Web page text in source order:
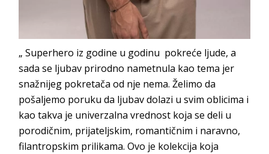
„ Superhero iz godine u godinu pokreće ljude, a
sada se ljubav prirodno nametnula kao tema jer
snažnijeg pokretača od nje nema. Želimo da
pošaljemo poruku da ljubav dolazi u svim oblicima i
kao takva je univerzalna vrednost koja se deli u
porodičnim, prijateljskim, romantičnim i naravno,
filantropskim prilikama. Ovo je kolekcija koja